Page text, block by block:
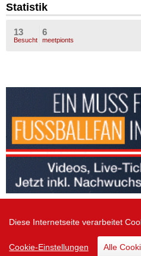
Diese Internetseite verarbeitet
Cookie-Einstellungen Alle
Statistik
13
Besucht
6
meetpionts